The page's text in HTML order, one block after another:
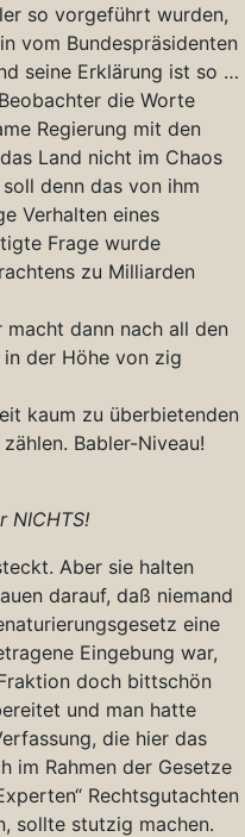
so vorgeführt wurden,
vom Bundespräsidenten
seine Erklärung ist so …
die Worte
Regierung mit den
Land nicht im Chaos
denn das von ihm
Verhalten eines
Frage wurde
zu Milliarden
dann nach all den
der Höhe von zig
kaum zu überbietenden
Babler-Niveau!
NICHTS!
Aber sie halten
darauf, daß niemand
eine
Eingebung war,
doch bittschön
und man hatte
die hier das
im Rahmen der Gesetze
Rechtsgutachten
sollte stutzig machen.